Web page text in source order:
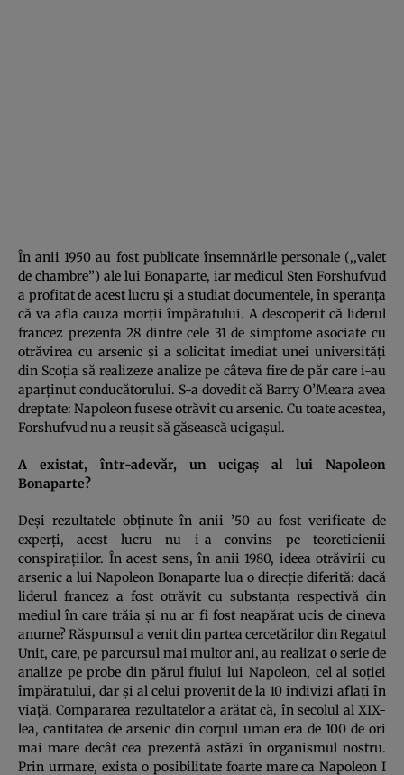
În anii 1950 au fost publicate însemnările personale (,,valet
de chambre”) ale lui Bonaparte, iar medicul Sten Forshufvud
a profitat de acest lucru şi a studiat documentele, în speranţa
că va afla cauza morţii împăratului. A descoperit că liderul
francez prezenta 28 dintre cele 31 de simptome asociate cu
otrăvirea cu arsenic şi a solicitat imediat unei universităţi
din Scoţia să realizeze analize pe câteva fire de păr care i-au
aparţinut conducătorului. S-a dovedit că Barry O’Meara avea
dreptate: Napoleon fusese otrăvit cu arsenic. Cu toate acestea,
Forshufvud nu a reuşit să găsească ucigaşul.
A existat, într-adevăr, un ucigaş al lui Napoleon
Bonaparte?
Deşi rezultatele obţinute în anii ’50 au fost verificate de
experţi, acest lucru nu i-a convins pe teoreticienii
conspiraţiilor. În acest sens, în anii 1980, ideea otrăvirii cu
arsenic a lui Napoleon Bonaparte lua o direcţie diferită: dacă
liderul francez a fost otrăvit cu substanţa respectivă din
mediul în care trăia şi nu ar fi fost neapărat ucis de cineva
anume? Răspunsul a venit din partea cercetărilor din Regatul
Unit, care, pe parcursul mai multor ani, au realizat o serie de
analize pe probe din părul fiului lui Napoleon, cel al soţiei
împăratului, dar şi al celui provenit de la 10 indivizi aflaţi în
viaţă. Compararea rezultatelor a arătat că, în secolul al XIX-
lea, cantitatea de arsenic din corpul uman era de 100 de ori
mai mare decât cea prezentă astăzi în organismul nostru.
Prin urmare, exista o posibilitate foarte mare ca Napoleon I